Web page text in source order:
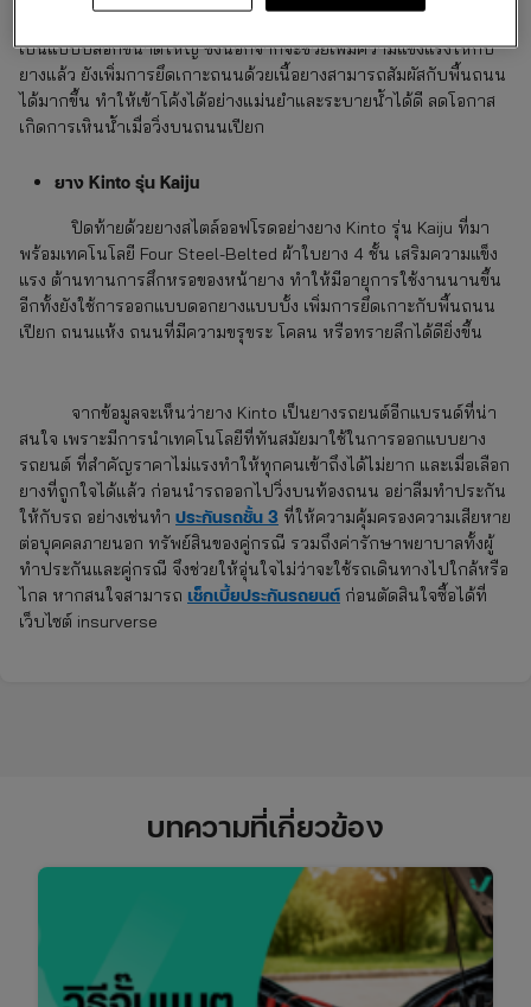
เป็นแบบบล็อกขนาดใหญ่ ซึ่งนอกจากจะช่วยเพิ่มความแข็งแรงให้กับ
ยางแล้ว ยังเพิ่มการยึดเกาะถนนด้วยเนื้อยางสามารถสัมผัสกับพื้นถนน
ได้มากขึ้น ทำให้เข้าโค้งได้อย่างแม่นยำและระบายน้ำได้ดี ลดโอกาส
เกิดการเหินน้ำเมื่อวิ่งบนถนนเปียก
ยาง Kinto รุ่น Kaiju
ปิดท้ายด้วยยางสไตล์ออฟโรดอย่างยาง Kinto รุ่น Kaiju ที่มา
พร้อมเทคโนโลยี Four Steel-Belted ผ้าใบยาง 4 ชั้น เสริมความแข็ง
แรง ต้านทานการสึกหรอของหน้ายาง ทำให้มีอายุการใช้งานนานขึ้น
อีกทั้งยังใช้การออกแบบดอกยางแบบบั้ง เพิ่มการยึดเกาะกับพื้นถนน
เปียก ถนนแห้ง ถนนที่มีความขรุขระ โคลน หรือทรายลึกได้ดียิ่งขึ้น
จากข้อมูลจะเห็นว่ายาง Kinto เป็นยางรถยนต์อีกแบรนด์ที่น่า
สนใจ เพราะมีการนำเทคโนโลยีที่ทันสมัยมาใช้ในการออกแบบยาง
รถยนต์ ที่สำคัญราคาไม่แรงทำให้ทุกคนเข้าถึงได้ไม่ยาก และเมื่อเลือก
ยางที่ถูกใจได้แล้ว ก่อนนำรถออกไปวิ่งบนท้องถนน อย่าลืมทำประกัน
ให้กับรถ อย่างเช่นทำ ประกันรถชั้น 3 ที่ให้ความคุ้มครองความเสียหาย
ต่อบุคคลภายนอก ทรัพย์สินของคู่กรณี รวมถึงค่ารักษาพยาบาลทั้งผู้
ทำประกันและคู่กรณี จึงช่วยให้อุ่นใจไม่ว่าจะใช้รถเดินทางไปใกล้หรือ
ไกล หากสนใจสามารถ เช็กเบี้ยประกันรถยนต์ ก่อนตัดสินใจซื้อได้ที่
เว็บไซต์ insurverse
บทความที่เกี่ยวข้อง